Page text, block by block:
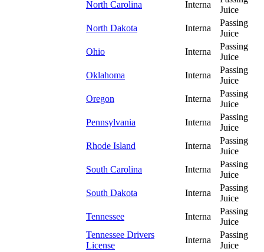
North Carolina
Interna
Juice
North Dakota
Interna
Passing
Juice
Ohio
Interna
Passing
Juice
Oklahoma
Interna
Passing
Juice
Oregon
Interna
Passing
Juice
Pennsylvania
Interna
Passing
Juice
Rhode Island
Interna
Passing
Juice
South Carolina
Interna
Passing
Juice
South Dakota
Interna
Passing
Juice
Tennessee
Interna
Passing
Juice
Tennessee Drivers
License
Interna
Passing
Juice